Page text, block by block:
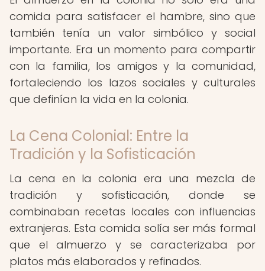
comida para satisfacer el hambre, sino que
también tenía un valor simbólico y social
importante. Era un momento para compartir
con la familia, los amigos y la comunidad,
fortaleciendo los lazos sociales y culturales
que definían la vida en la colonia.
La Cena Colonial: Entre la
Tradición y la Sofisticación
La cena en la colonia era una mezcla de
tradición y sofisticación, donde se
combinaban recetas locales con influencias
extranjeras. Esta comida solía ser más formal
que el almuerzo y se caracterizaba por
platos más elaborados y refinados.